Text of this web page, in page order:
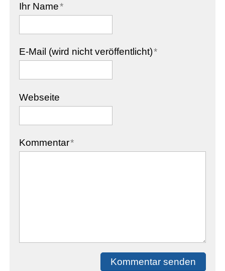
Ihr Name*
E-Mail (wird nicht veröffentlicht)*
Webseite
Kommentar*
Kommentar senden